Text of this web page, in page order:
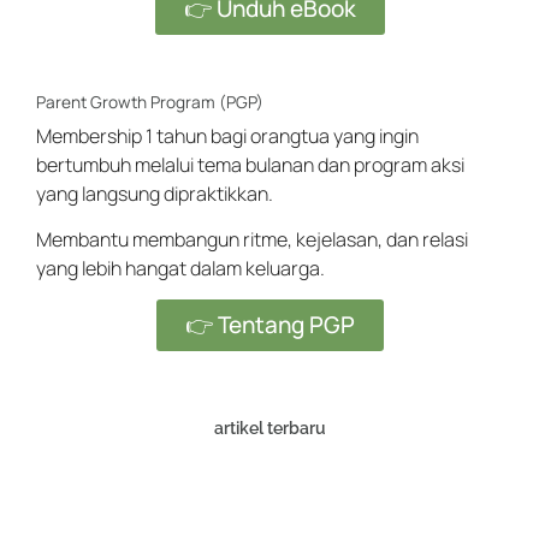
👉 Unduh eBook
Parent Growth Program (PGP)
Membership 1 tahun bagi orangtua yang ingin
bertumbuh melalui tema bulanan dan program aksi
yang langsung dipraktikkan.
Membantu membangun ritme, kejelasan, dan relasi
yang lebih hangat dalam keluarga.
👉 Tentang PGP
artikel terbaru